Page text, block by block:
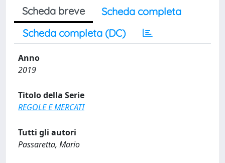
Scheda breve
Scheda completa
Scheda completa (DC)
Anno
2019
Titolo della Serie
REGOLE E MERCATI
Tutti gli autori
Passaretta, Mario